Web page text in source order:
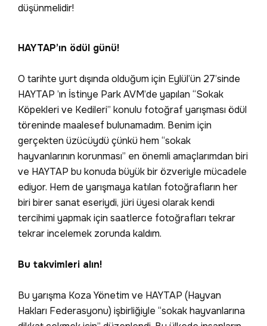
düşünmelidir!
HAYTAP’ın ödül günü!
O tarihte yurt dışında olduğum için Eylül’ün 27’sinde
HAYTAP ’ın İstinye Park AVM’de yapılan “Sokak
Köpekleri ve Kedileri” konulu fotoğraf yarışması ödül
töreninde maalesef bulunamadım. Benim için
gerçekten üzücüydü çünkü hem “sokak
hayvanlarının korunması” en önemli amaçlarımdan biri
ve HAYTAP bu konuda büyük bir özveriyle mücadele
ediyor. Hem de yarışmaya katılan fotoğrafların her
biri birer sanat eseriydi, jüri üyesi olarak kendi
tercihimi yapmak için saatlerce fotoğrafları tekrar
tekrar incelemek zorunda kaldım.
Bu takvimleri alın!
Bu yarışma Koza Yönetim ve HAYTAP (Hayvan
Hakları Federasyonu) işbirliğiyle “sokak hayvanlarına